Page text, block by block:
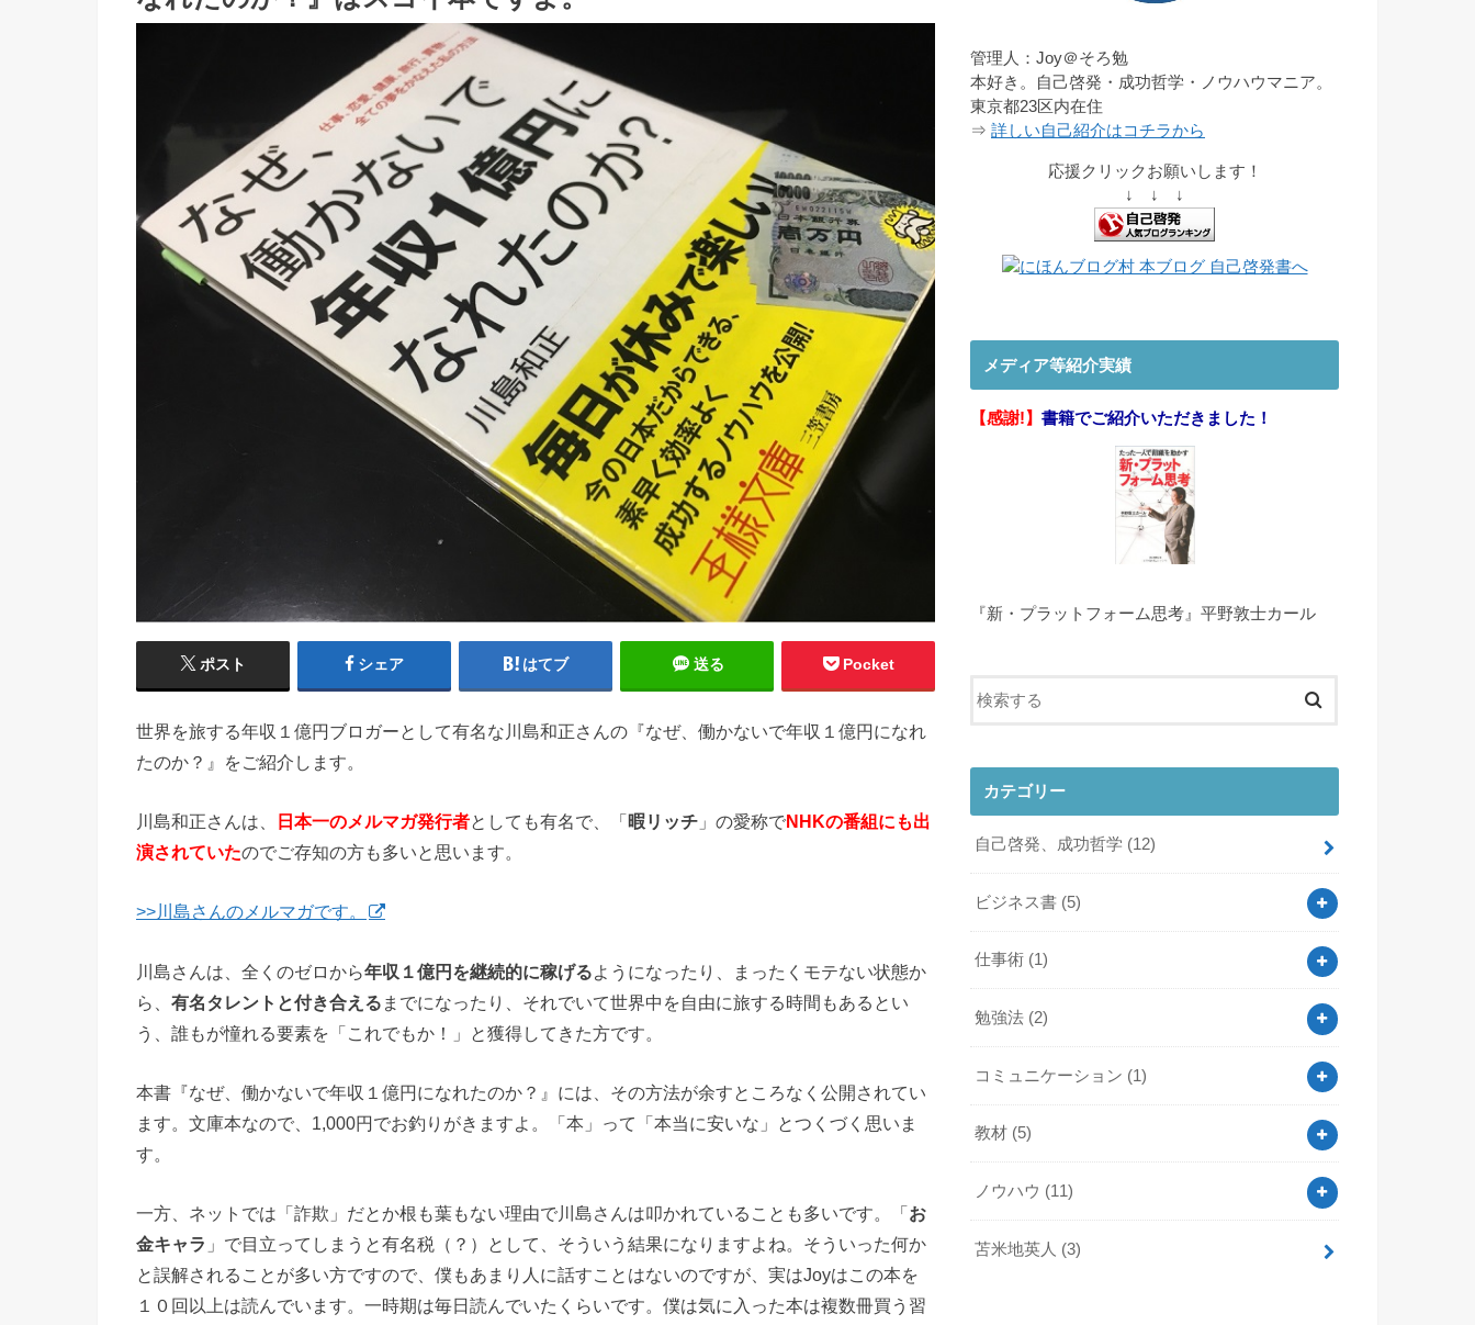
ポスト シェア はてブ 送る Pocket
世界を旅する年収１億円ブロガーとして有名な川島和正さんの『なぜ、働かないで年収１億円になれ
たのか？』をご紹介します。
川島和正さんは、 日本一のメルマガ発行者としても有名で、「暇リッチ 」の愛称でNHKの番組にも出
演されていたのでご存知の方も多いと思います。
>>川島さんのメルマガです。
川島さんは、全くのゼロから年収１億円を継続的に稼げるようになったり、まったくモテない状態か
ら、 有名タレントと付き合える までになったり、それでいて世界中を自由に旅する時間もあるとい
う、誰もが憧れる要素を「これでもか！」と獲得してきた方です。
本書『なぜ、働かないで年収１億円になれたのか？』には、その方法が余すところなく公開されてい
ます。文庫本なので、1,000円でお釣りがきますよ。「本」って「本当に安いな」とつくづく思いま
す。
一方、ネットでは「詐欺」だとか根も葉もない理由で川島さんは叩かれていることも多いです。「 お
金キャラ 」で目立ってしまうと有名税（？）として、そういう結果になりますよね。そういった何か
と誤解されることが多い方ですので、僕もあまり人に話すことはないのですが、実はJoyはこの本を
１０回以上は読んでいます。一時期は毎日読んでいたくらいです。僕は気に入った本は複数冊買う習
管理人：Joy＠そろ勉
本好き。自己啓発・成功哲学・ノウハウマニア。
東京都23区内在住
⇒ 詳しい自己紹介はコチラから
応援クリックお願いします！
↓ ↓ ↓
メディア等紹介実績
【感謝!】 書籍でご紹介いただきました！
『新・プラットフォーム思考』平野敦士カール
カテゴリー
自己啓発、成功哲学 (12)
ビジネス書 (5)
仕事術 (1)
勉強法 (2)
コミュニケーション (1)
教材 (5)
ノウハウ (11)
苫米地英人 (3)